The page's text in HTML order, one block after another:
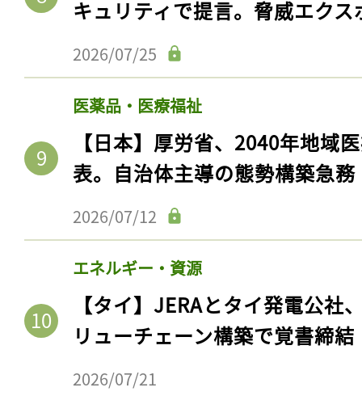
キュリティで提言。脅威エク
2026/07/25
医薬品・医療福祉
【日本】厚労省、2040年地域
表。自治体主導の態勢構築急務
2026/07/12
エネルギー・資源
【タイ】JERAとタイ発電公社
リューチェーン構築で覚書締結
2026/07/21